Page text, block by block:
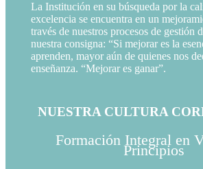
La Institución en su búsqueda por la
excelencia se encuentra en un
través de nuestros procesos de gestión
nuestra consigna: “Si mejorar es la
aprenden, mayor aún de quienes nos
enseñanza. “Mejorar es ganar”.
NUESTRA CULTURA
Formación Integral en
Principios